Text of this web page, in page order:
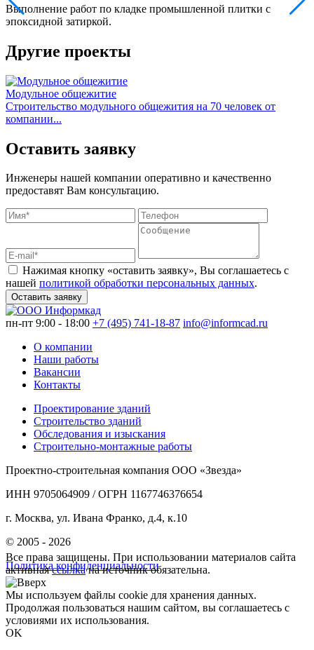
Выполнение работ по кладке промышленной плитки с
эпоксидной затиркой.
Другие проекты
Модульное общежитие
Строительство модульного общежития на 70 человек от
компании...
Оставить заявку
Инженеры нашей компании оперативно и качественно
предоставят Вам консультацию.
Нажимая кнопку «оставить заявку», Вы соглашаетесь с
нашей политикой обработки персональных данных.
Оставить заявку
пн-пт 9:00 - 18:00 +7 (495) 741-18-87 info@informcad.ru
О компании
Наши работы
Вакансии
Контакты
Проектирование зданий
Строительство зданий
Обследования и изыскания
Строительно-монтажные работы
Проектно-строительная компания ООО «Звезда»
ИНН 9705064909 / ОГРН 1167746376654
г. Москва, ул. Ивана Франко, д.4, к.10
© 2005 - 2026
Политика конфиденциальности
Все права защищены. При использовании материалов сайта
активнаяссылкана источник обязательна.
Мы используем файлы cookie для хранения данных.
Продолжая пользоваться нашим сайтом, вы соглашаетесь с
условиями их использования.
OK